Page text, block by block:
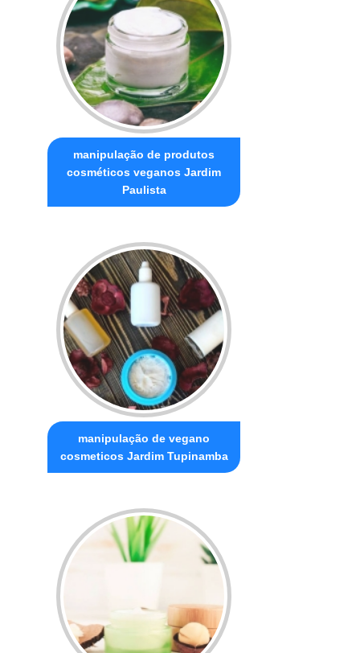
manipulação de produtos
cosméticos veganos Jardim
Paulista
manipulação de vegano
cosmeticos Jardim Tupinamba